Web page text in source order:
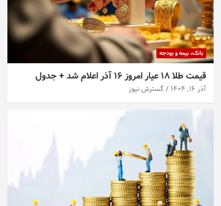
بانک، بیمه و بودجه
قیمت طلا ۱۸ عیار امروز ۱۶ آذر اعلام شد + جدول
آذر ۱۶, ۱۴۰۴ گسترش نیوز